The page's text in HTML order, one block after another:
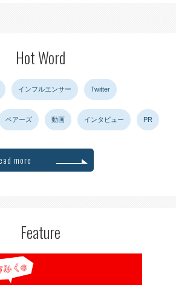
Hot Word
インフルエンサー Twitter
ペアーズ 動画 インタビュー PR
more
Feature